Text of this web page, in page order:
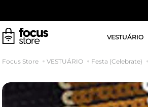
VESTUÁRIO
VESTUÁRIO Festa (Celebrate)